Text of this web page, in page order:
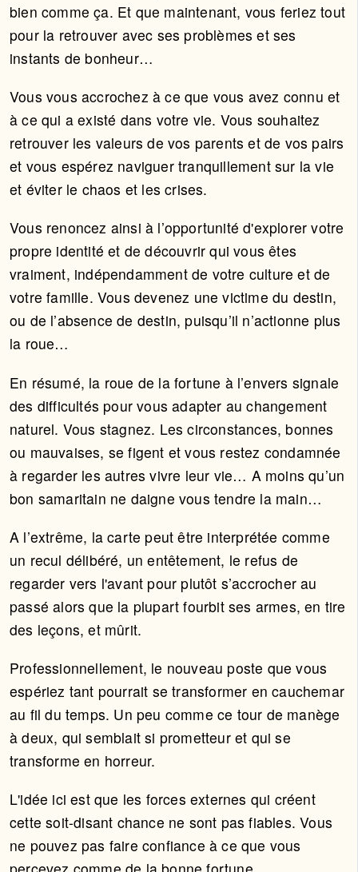
bien comme ça. Et que maintenant, vous feriez tout
pour la retrouver avec ses problèmes et ses
instants de bonheur…
Vous vous accrochez à ce que vous avez connu et
à ce qui a existé dans votre vie. Vous souhaitez
retrouver les valeurs de vos parents et de vos pairs
et vous espérez naviguer tranquillement sur la vie
et éviter le chaos et les crises.
Vous renoncez ainsi à l’opportunité d'explorer votre
propre identité et de découvrir qui vous êtes
vraiment, indépendamment de votre culture et de
votre famille. Vous devenez une victime du destin,
ou de l’absence de destin, puisqu’il n’actionne plus
la roue…
En résumé, la roue de la fortune à l’envers signale
des difficultés pour vous adapter au changement
naturel. Vous stagnez. Les circonstances, bonnes
ou mauvaises, se figent et vous restez condamnée
à regarder les autres vivre leur vie… A moins qu’un
bon samaritain ne daigne vous tendre la main…
A l’extrême, la carte peut être interprétée comme
un recul délibéré, un entêtement, le refus de
regarder vers l'avant pour plutôt s’accrocher au
passé alors que la plupart fourbit ses armes, en tire
des leçons, et mûrit.
Professionnellement, le nouveau poste que vous
espériez tant pourrait se transformer en cauchemar
au fil du temps. Un peu comme ce tour de manège
à deux, qui semblait si prometteur et qui se
transforme en horreur.
L'idée ici est que les forces externes qui créent
cette soit-disant chance ne sont pas fiables. Vous
ne pouvez pas faire confiance à ce que vous